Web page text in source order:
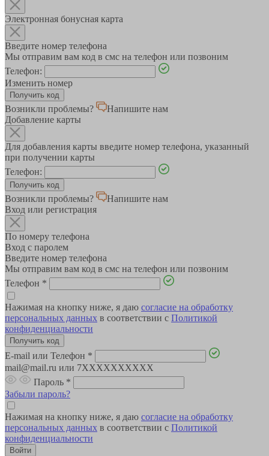
Электронная бонусная карта
Введите номер телефона
Мы отправим вам код в смс на телефон или позвоним
Телефон:
Изменить номер
Возникли проблемы?
Напишите нам
Добавление карты
Для добавления карты введите номер телефона, указанный
при получении карты
Телефон:
Возникли проблемы?
Напишите нам
Вход или регистрация
По номеру телефона
Вход с паролем
Введите номер телефона
Мы отправим вам код в смс на телефон или позвоним
Телефон *
Нажимая на кнопку ниже, я даю согласие на обработку
персональных данных в соответствии с Политикой
конфиденциальности
E-mail или Телефон *
mail@mail.ru или 7XXXXXXXXXX
Пароль *
Забыли пароль?
Нажимая на кнопку ниже, я даю согласие на обработку
персональных данных в соответствии с Политикой
конфиденциальности